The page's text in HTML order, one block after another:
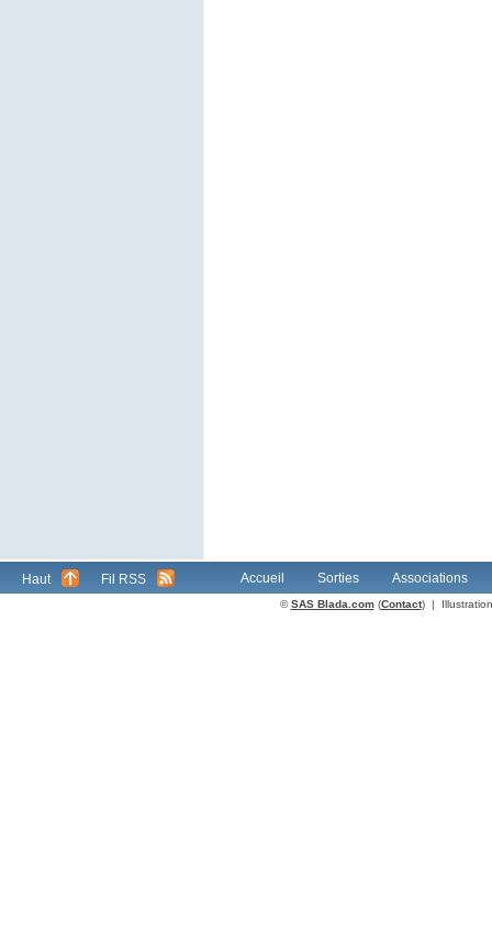
Haut Fil RSS Accueil Sorties Associations
©SAS Blada.com(Contact) |